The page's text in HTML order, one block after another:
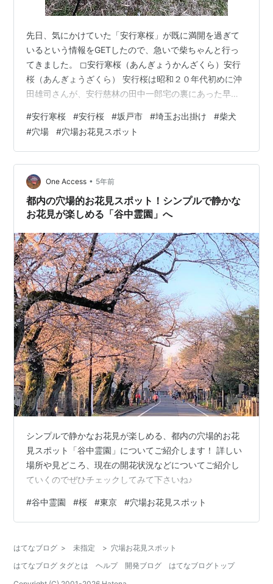
先日、気にかけていた「安行寒桜」が既に満開を過ぎて
いるという情報をGETしたので、急いで柴ちゃんと行っ
てきました。 ◻安行寒桜（あんぎょうかんざくら）安行
桜（あんぎょうざくら） 安行桜は昭和２０年代初めに沖
田雄司さんが、安行慈林の田中一郎宅の裏にあった早咲
の。 埼玉県川口市の「安行」という場所から広まった。
＊現在でも、川口市の安行（地名）には道の駅「川口 あ
んぎょう」があり、川口緑化センター樹里安として【植
木の里あんぎょう】を守り続けています。 北浅羽桜堤公
園（坂戸市） ＊かなり遅い時間（午後5時）で小雨が降
りそうなお天気だったので写真が暗くな…
#安行寒桜 #安行桜 #坂戸市 #埼玉お出掛け #柴犬
#穴場 #穴場お花見スポット
One Access • 5年前
都内の穴場的お花見スポット！シンプルで静かな
お花見が楽しめる「谷中霊園」へ
シンプルで静かなお花見が楽しめる、都内の穴場的お花
見スポット「谷中霊園」についてご紹介します！ 詳しい
場所や見どころ、現在の開花状況などについてご紹介し
ていくのでぜひチェックしてみて下さいね♪
#谷中霊園 #桜 #東京 #穴場お花見スポット
はてなブログ > 未指定 > 穴場お花見スポット
はてなブログ タグとは
ヘルプ 開発ブログ
はてなブログトップ